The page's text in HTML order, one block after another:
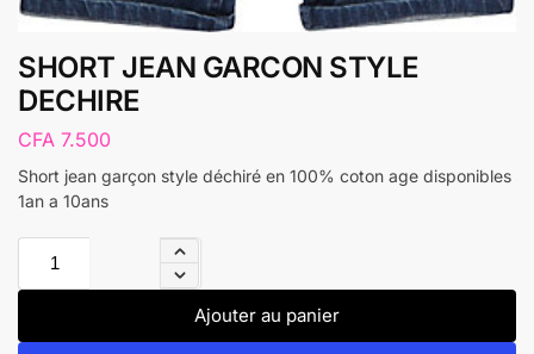
SHORT JEAN GARCON STYLE
DECHIRE
CFA 7.500
Short jean garçon style déchiré en 100% coton age disponibles
1an a 10ans
Ajouter au panier